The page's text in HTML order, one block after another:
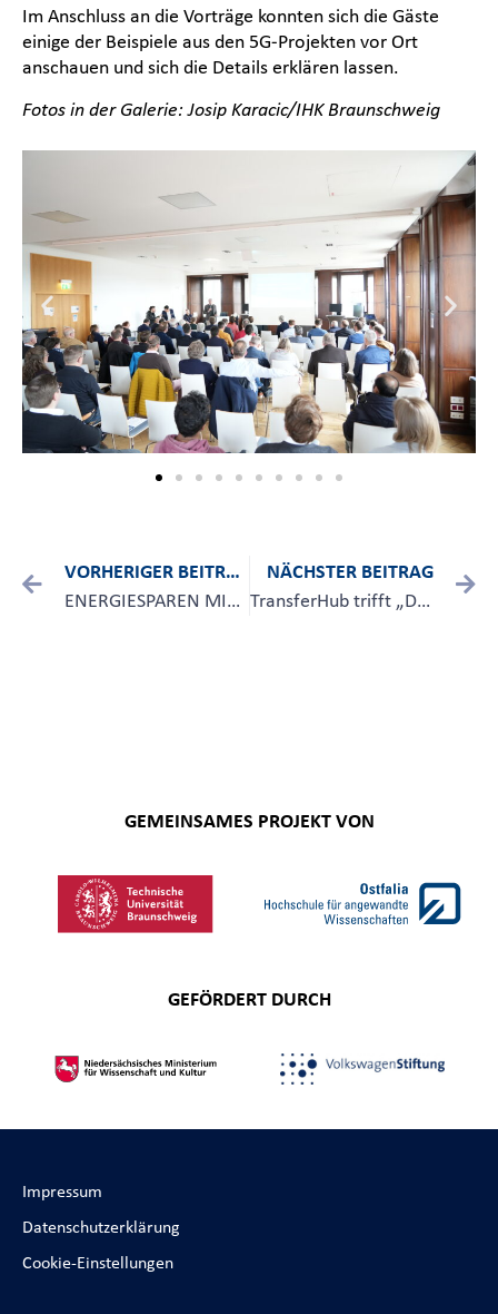
Im Anschluss an die Vorträge konnten sich die Gäste
einige der Beispiele aus den 5G-Projekten vor Ort
anschauen und sich die Details erklären lassen.
Fotos in der Galerie: Josip Karacic/IHK Braunschweig
VORHERIGER BEITRAG
ENERGIESPAREN MIT HOCHSCHUL-IMPULSEN
NÄCHSTER BEITRAG
TransferHub trifft „Die Familienunternehmer“ Braunschweig-Wolfsburg
GEMEINSAMES PROJEKT VON
GEFÖRDERT DURCH
Impressum
Datenschutzerklärung
Cookie-Einstellungen